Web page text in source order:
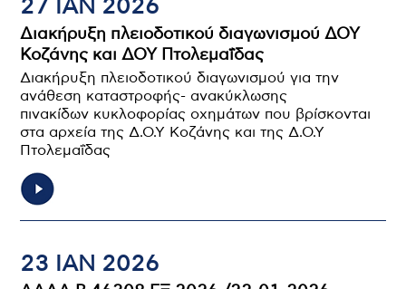
27 ΙΑΝ 2026
Διακήρυξη πλειοδοτικού διαγωνισμού ΔΟΥ
Κοζάνης και ΔΟΥ Πτολεμαΐδας
Διακήρυξη πλειοδοτικού διαγωνισμού για την
ανάθεση καταστροφής- ανακύκλωσης
πινακίδων κυκλοφορίας οχημάτων που βρίσκονται
στα αρχεία της Δ.Ο.Υ Κοζάνης και της Δ.Ο.Υ
Πτολεμαΐδας
23 ΙΑΝ 2026